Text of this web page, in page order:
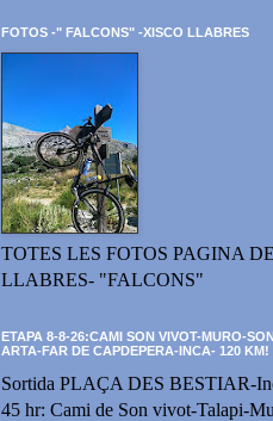
FOTOS -" FALCONS" -XISCO LLABRES
TOTES LES FOTOS PAGINA
LLABRES- "FALCONS"
ETAPA 8-8-26:CAMI SON VIVOT-MURO-
ARTA-FAR DE CAPDEPERA-INCA- 120 KM!
Sortida PLAÇA DES BESTIAR-
45 hr: Cami de Son vivot-Talapi-